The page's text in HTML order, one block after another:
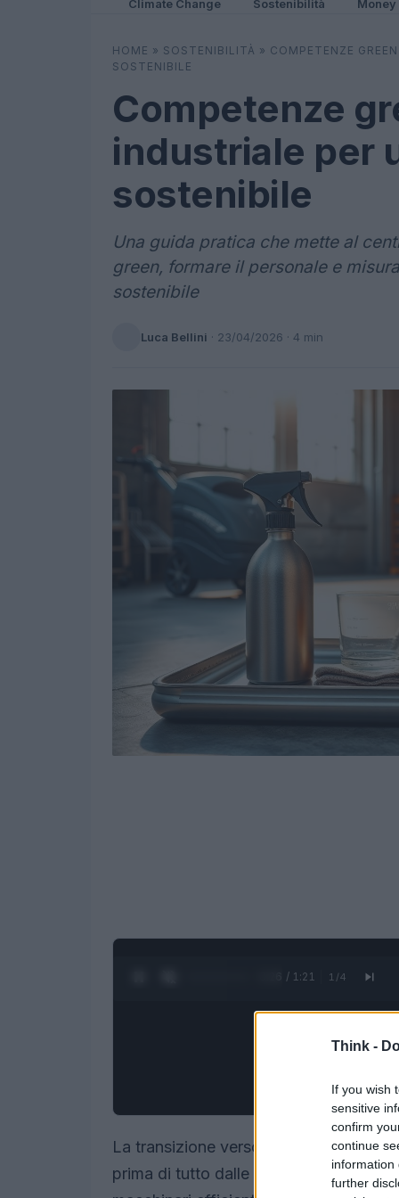
Think -
If you wish
sensitive
confirm
continue
information
further
Climate Change Sostenibilità Money
HOME » SOSTENIBILITÀ » COMPETENZE
SOSTENIBILE
Competenze
industriale per
sostenibile
Una guida pratica che mette al
green, formare il personale e
sostenibile
Luca Bellini · 23/04/2026 · 4 min
0:28 / 1:21 1 /4
La transizione verso processi più
prima di tutto dalle persone. Non